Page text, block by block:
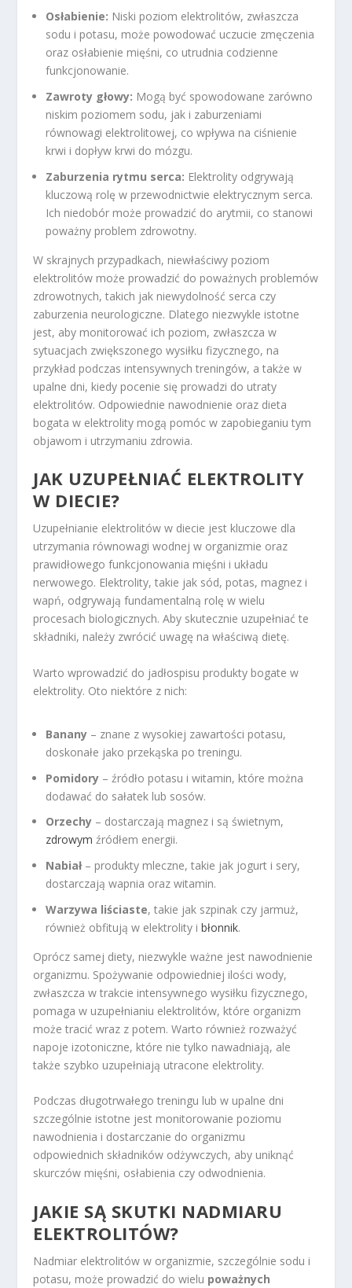
Osłabienie: Niski poziom elektrolitów, zwłaszcza
sodu i potasu, może powodować uczucie zmęczenia
oraz osłabienie mięśni, co utrudnia codzienne
funkcjonowanie.
Zawroty głowy: Mogą być spowodowane zarówno
niskim poziomem sodu, jak i zaburzeniami
równowagi elektrolitowej, co wpływa na ciśnienie
krwi i dopływ krwi do mózgu.
Zaburzenia rytmu serca: Elektrolity odgrywają
kluczową rolę w przewodnictwie elektrycznym serca.
Ich niedobór może prowadzić do arytmii, co stanowi
poważny problem zdrowotny.
W skrajnych przypadkach, niewłaściwy poziom
elektrolitów może prowadzić do poważnych problemów
zdrowotnych, takich jak niewydolność serca czy
zaburzenia neurologiczne. Dlatego niezwykle istotne
jest, aby monitorować ich poziom, zwłaszcza w
sytuacjach zwiększonego wysiłku fizycznego, na
przykład podczas intensywnych treningów, a także w
upalne dni, kiedy pocenie się prowadzi do utraty
elektrolitów. Odpowiednie nawodnienie oraz dieta
bogata w elektrolity mogą pomóc w zapobieganiu tym
objawom i utrzymaniu zdrowia.
JAK UZUPEŁNIAĆ ELEKTROLITY
W DIECIE?
Uzupełnianie elektrolitów w diecie jest kluczowe dla
utrzymania równowagi wodnej w organizmie oraz
prawidłowego funkcjonowania mięśni i układu
nerwowego. Elektrolity, takie jak sód, potas, magnez i
wapń, odgrywają fundamentalną rolę w wielu
procesach biologicznych. Aby skutecznie uzupełniać te
składniki, należy zwrócić uwagę na właściwą dietę.
Warto wprowadzić do jadłospisu produkty bogate w
elektrolity. Oto niektóre z nich:
Banany – znane z wysokiej zawartości potasu,
doskonałe jako przekąska po treningu.
Pomidory – źródło potasu i witamin, które można
dodawać do sałatek lub sosów.
Orzechy – dostarczają magnez i są świetnym,
zdrowym źródłem energii.
Nabiał– produkty mleczne, takie jak jogurt i sery,
dostarczają wapnia oraz witamin.
Warzywa liściaste, takie jak szpinak czy jarmuż,
również obfitują w elektrolity ibłonnik.
Oprócz samej diety, niezwykle ważne jest nawodnienie
organizmu. Spożywanie odpowiedniej ilości wody,
zwłaszcza w trakcie intensywnego wysiłku fizycznego,
pomaga w uzupełnianiu elektrolitów, które organizm
może tracić wraz z potem. Warto również rozważyć
napoje izotoniczne, które nie tylko nawadniają, ale
także szybko uzupełniają utracone elektrolity.
Podczas długotrwałego treningu lub w upalne dni
szczególnie istotne jest monitorowanie poziomu
nawodnienia i dostarczanie do organizmu
odpowiednich składników odżywczych, aby uniknąć
skurczów mięśni, osłabienia czy odwodnienia.
JAKIE SĄ SKUTKI NADMIARU
ELEKTROLITÓW?
Nadmiar elektrolitów w organizmie, szczególnie sodu i
potasu, może prowadzić do wielu poważnych